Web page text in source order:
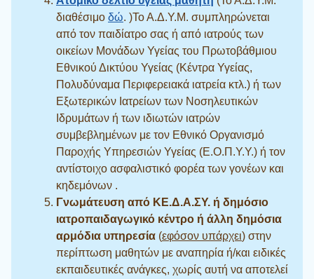
διαθέσιμο δώ. )Το Α.Δ.Υ.Μ. συμπληρώνεται
από τον παιδίατρο σας ή από ιατρούς των
οικείων Μονάδων Υγείας του Πρωτοβάθμιου
Εθνικού Δικτύου Υγείας (Κέντρα Υγείας,
Πολυδύναμα Περιφερειακά ιατρεία κτλ.) ή των
Εξωτερικών Ιατρείων των Νοσηλευτικών
Ιδρυμάτων ή των ιδιωτών ιατρών
συμβεβλημένων με τον Εθνικό Οργανισμό
Παροχής Υπηρεσιών Υγείας (Ε.Ο.Π.Υ.Υ.) ή τον
αντίστοιχο ασφαλιστικό φορέα των γονέων και
κηδεμόνων .
Γνωμάτευση από ΚΕ.Δ.Α.ΣΥ. ή δημόσιο
ιατροπαιδαγωγικό κέντρο ή άλλη δημόσια
αρμόδια υπηρεσία (εφόσον υπάρχει) στην
περίπτωση μαθητών με αναπηρία ή/και ειδικές
εκπαιδευτικές ανάγκες, χωρίς αυτή να αποτελεί